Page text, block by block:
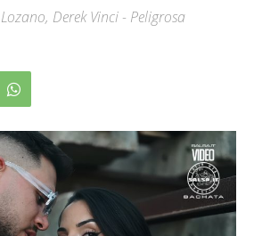
Derek Vinci - Peligrosa